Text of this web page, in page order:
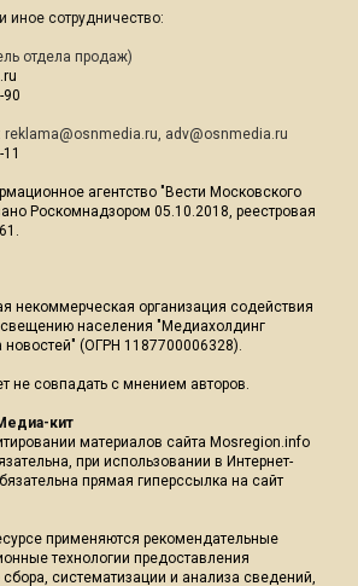
иное сотрудничество:
отдела продаж)
90
reklama@osnmedia.ru, adv@osnmedia.ru
агентство "Вести Московского
Роскомнадзором 05.10.2018, реестровая
некоммерческая организация содействия
населения "Медиахолдинг
(ОГРН 1187700006328).
не совпадать с мнением авторов.
кит
материалов сайта Mosregion.info
при использовании в Интернет-
прямая гиперссылка на сайт
применяются рекомендательные
технологии предоставления
систематизации и анализа сведений,